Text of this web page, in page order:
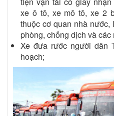
xe ô tô, xe mô tô, xe 2
thuộc cơ quan nhà
phòng, chống dịch và các
Xe đưa rước người dân
hoạch;